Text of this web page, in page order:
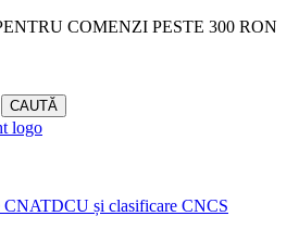
COMENZI PESTE 300 RON
CAUTĂ
CNATDCU și clasificare CNCS